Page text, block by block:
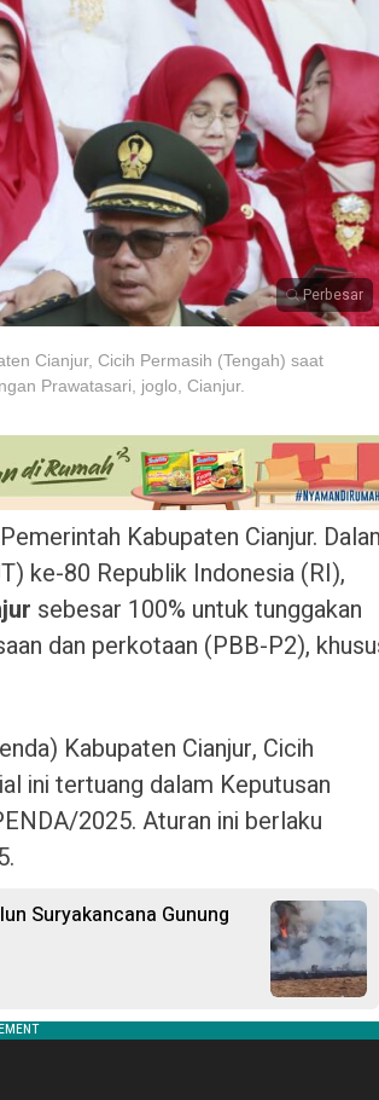
Perbesar
Cianjur, Cicih Permasih (Tengah) saat
Prawatasari, joglo, Cianjur.
Kabupaten Cianjur.
ke-80 Republik Indonesia (RI),
sebesar 100% untuk tunggakan
dan perkotaan (PBB-P2),
Kabupaten Cianjur, Cicih
ini tertuang dalam Keputusan
2025. Aturan ini berlaku
Suryakancana Gunung